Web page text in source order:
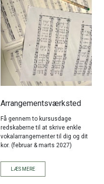
Arrangementsværksted
Få gennem to kursusdage
redskaberne til at skrive enkle
vokalarrangementer til dig og dit
kor. (februar & marts 2027)
LÆS MERE